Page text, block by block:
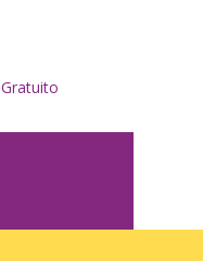
Gratuito